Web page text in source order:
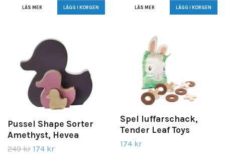
LÄS MER LÄS MER
Pussel Shape Sorter
Amethyst, Hevea
249 kr 174 kr
Spel luffarschack,
Tender Leaf Toys
174 kr